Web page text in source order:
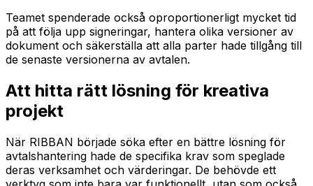
Teamet spenderade också oproportionerligt mycket tid
på att följa upp signeringar, hantera olika versioner av
dokument och säkerställa att alla parter hade tillgång till
de senaste versionerna av avtalen.
Att hitta rätt lösning för kreativa
projekt
När RIBBAN började söka efter en bättre lösning för
avtalshantering hade de specifika krav som speglade
deras verksamhet och värderingar. De behövde ett